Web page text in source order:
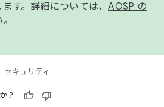
す。詳細については、AOSP の
セキュリティ
？